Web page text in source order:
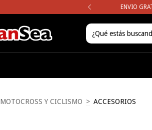
ENVIO
MOTOCROSS Y CICLISMO > ACCESORIOS